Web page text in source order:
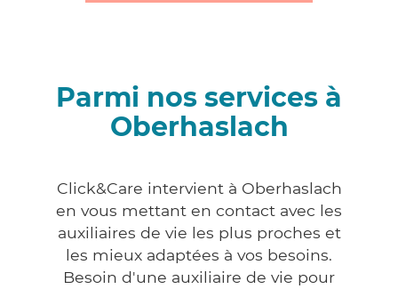
Parmi nos services à
Oberhaslach
Click&Care intervient à Oberhaslach
en vous mettant en contact avec les
auxiliaires de vie les plus proches et
les mieux adaptées à vos besoins.
Besoin d'une auxiliaire de vie pour